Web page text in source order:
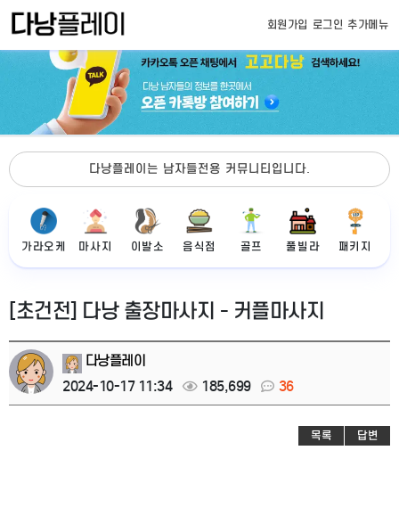
회원가입 로그인 추가메뉴
다낭플레이는 남자들전용 커뮤니티입니다.
가라오케 마사지 이발소 음식점 골프 풀빌라 패키지
[초건전] 다낭 출장마사지 - 커플마사지
다낭플레이
2024-10-17 11:34
185,699 36
목록 답변